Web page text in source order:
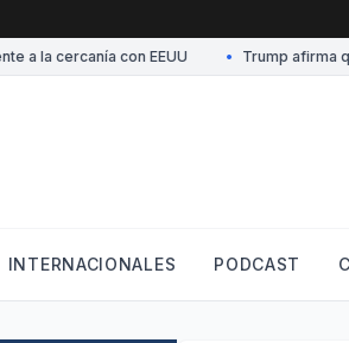
la cercanía con EEUU Trump afirma
INTERNACIONALES PODCAST